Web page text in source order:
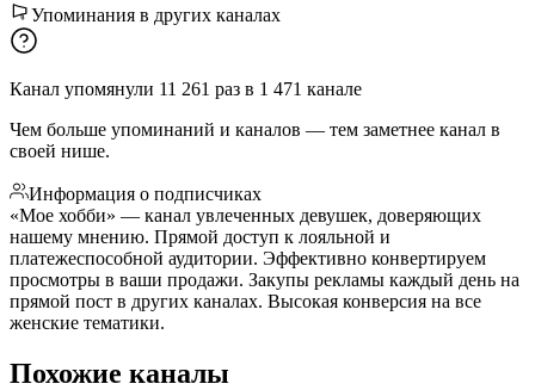
Упоминания в других каналах
Канал упомянули 11 261 раз в 1 471 канале
Чем больше упоминаний и каналов — тем заметнее канал в
своей нише.
Информация о подписчиках
«Мое хобби» — канал увлеченных девушек, доверяющих
нашему мнению. Прямой доступ к лояльной и
платежеспособной аудитории. Эффективно конвертируем
просмотры в ваши продажи. Закупы рекламы каждый день на
прямой пост в других каналах. Высокая конверсия на все
женские тематики.
Похожие каналы